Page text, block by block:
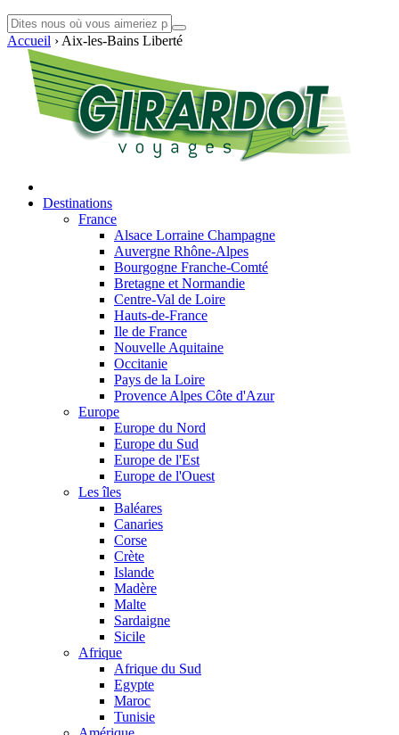
Accueil › Aix-les-Bains Liberté
Destinations
France
Alsace Lorraine Champagne
Auvergne Rhône-Alpes
Bourgogne Franche-Comté
Bretagne et Normandie
Centre-Val de Loire
Hauts-de-France
Ile de France
Nouvelle Aquitaine
Occitanie
Pays de la Loire
Provence Alpes Côte d'Azur
Europe
Europe du Nord
Europe du Sud
Europe de l'Est
Europe de l'Ouest
Les îles
Baléares
Canaries
Corse
Crète
Islande
Madère
Malte
Sardaigne
Sicile
Afrique
Afrique du Sud
Egypte
Maroc
Tunisie